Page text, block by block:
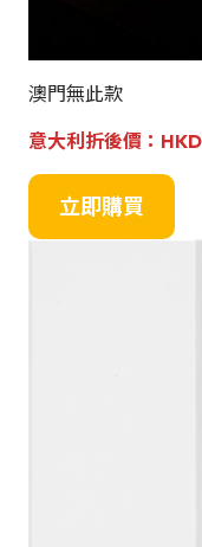
澳門無此款
意大利折後價：HKD
立即購買